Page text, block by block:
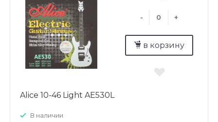
- +
в корзину
Alice 10-46 Light AE530L
В наличии